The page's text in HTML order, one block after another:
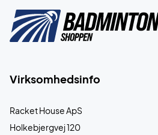
Virksomhedsinfo
Racket House ApS
Holkebjergvej 120